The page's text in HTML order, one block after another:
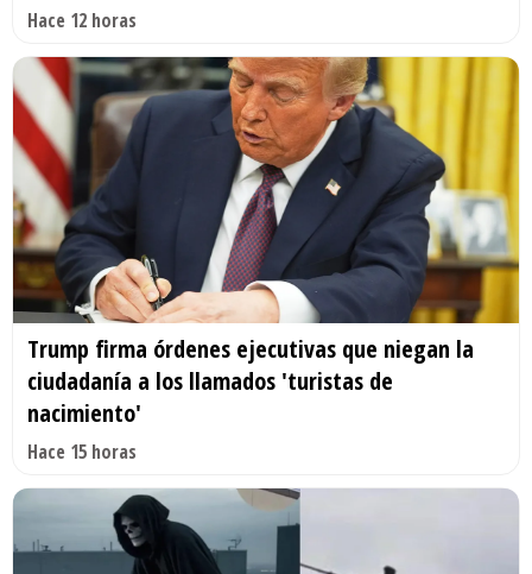
Hace 12 horas
Trump firma órdenes ejecutivas que niegan la
ciudadanía a los llamados 'turistas de
nacimiento'
Hace 15 horas